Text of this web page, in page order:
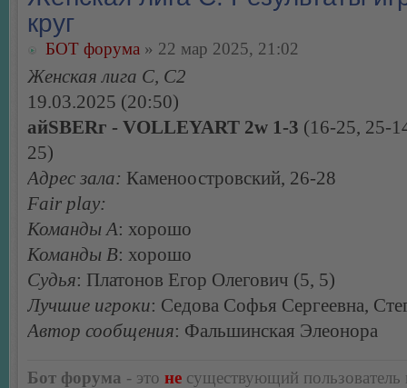
круг
БОТ форума » 22 мар 2025, 21:02
Женская лига С, С2
19.03.2025 (20:50)
айSBERг - VOLLEYART 2w 1-3 (16-25, 25-
25)
Адрес зала: Каменоостровский, 26-28
Fair play:
Команды А: хорошо
Команды В: хорошо
Судья: Платонов Егор Олегович (5, 5)
Лучшие игроки: Седова Софья Сергеевна,
Автор сообщения: Фальшинская Элеонора
Бот форума - это не существующий пользователь